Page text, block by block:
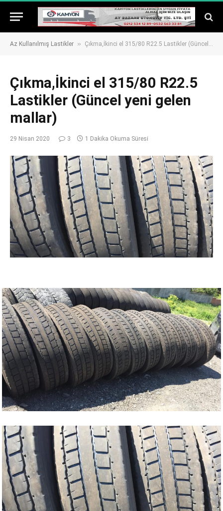
Az Kullanılmış Lastikler » Çıkma,İkinci el 315/80 R22.5 Lastikler (Güncel yeni gelen mallar)
Çıkma,İkinci el 315/80 R22.5
Lastikler (Güncel yeni gelen
mallar)
29 Nisan 2020 3 1 Dakika Okuma Süresi